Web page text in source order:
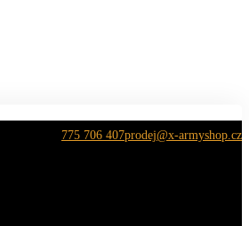
775 706 407prodej@x-armyshop.cz